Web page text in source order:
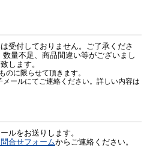
受付しておりません。ご了承くださ
量不足、商品間違い等がございまし
します。
に限らせて頂きます。
ールにてご連絡ください。詳しい内容は
ルをお送りします。
合せフォームからご連絡ください。